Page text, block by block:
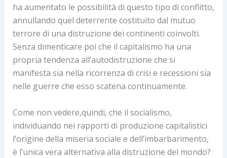
ha aumentato le possibilità di questo tipo di conflitto,
annullando quel deterrente costituito dal mutuo
terrore di una distruzione dei continenti coinvolti.
Senza dimenticare poi che il capitalismo ha una
propria tendenza all’autodistruzione che si
manifesta sia nella ricorrenza di crisi e recessioni sia
nelle guerre che esso scatena continuamente.
Come non vedere,quindi, che il socialismo,
individuando nei rapporti di produzione capitalistici
l’origine della miseria sociale e dell’imbarbarimento,
è l’unica vera alternativa alla distruzione del mondo?